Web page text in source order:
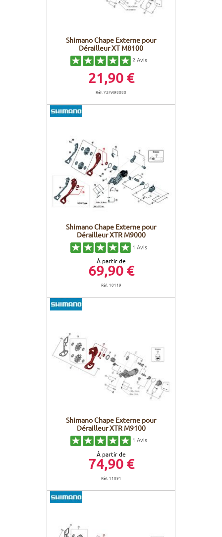
Shimano Chape Externe pour
Dérailleur XT M8100
2 Avis
21,90 €
Réf. Y3FW98080
Shimano Chape Externe pour
Dérailleur XTR M9000
1 Avis
À partir de
69,90 €
Réf. 10119
Shimano Chape Externe pour
Dérailleur XTR M9100
1 Avis
À partir de
74,90 €
Réf. 11891